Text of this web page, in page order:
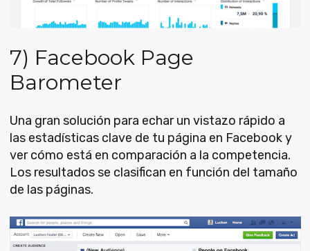
7) Facebook Page
Barometer
Una gran solución para echar un vistazo rápido a
las estadísticas clave de tu página en Facebook y
ver cómo está en comparación a la competencia.
Los resultados se clasifican en función del tamaño
de las páginas.